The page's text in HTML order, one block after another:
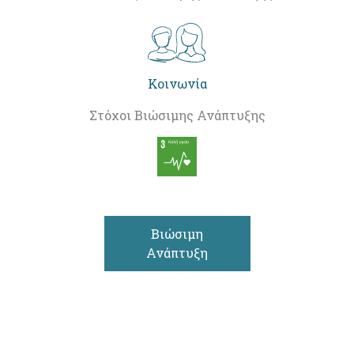
Κοινωνία
Στόχοι Βιώσιμης Ανάπτυξης
Βιώσιμη
Ανάπτυξη